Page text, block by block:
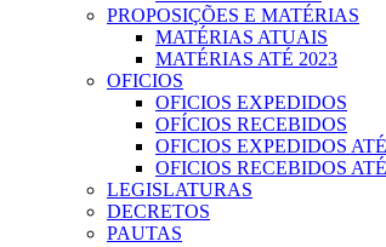
PROPOSIÇÕES E MATÉRIAS
MATÉRIAS ATUAIS
MATÉRIAS ATÉ 2023
OFICIOS
OFICIOS EXPEDIDOS
OFÍCIOS RECEBIDOS
OFICIOS EXPEDIDOS
OFICIOS RECEBIDOS
LEGISLATURAS
DECRETOS
PAUTAS